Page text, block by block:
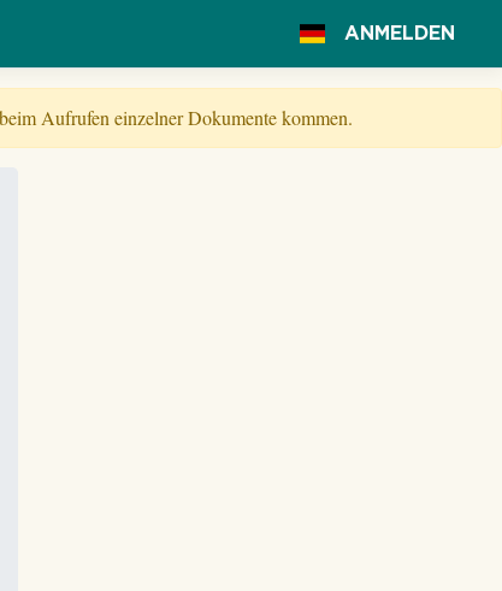
ANMELDEN
Aufrufen einzelner Dokumente kommen.